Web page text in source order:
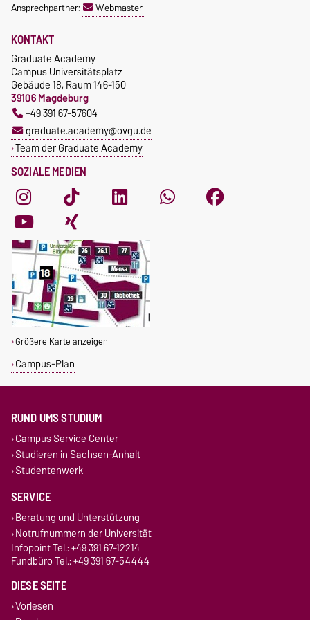
Ansprechpartner:
Webmaster
SOZIALE MEDIEN
KONTAKT
Graduate Academy
Campus Universitätsplatz
Gebäude 18, Raum 146-150
39106 Magdeburg
+49 391 67-57604
graduate.academy@ovgu.de
Team der Graduate Academy
Größere Karte anzeigen
Campus-Plan
RUND UMS STUDIUM
Campus Service Center
Studieren in Sachsen-Anhalt
Studentenwerk
SERVICE
Beratung und Unterstützung
Notrufnummern der Universität
Infopoint Tel.: +49 391 67-12214
Fundbüro Tel.: +49 391 67-54444
DIESE SEITE
Vorlesen